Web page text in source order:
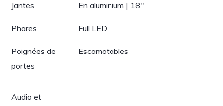
Jantes En aluminium | 18''
Phares Full LED
Poignées de
portes
Escamotables
Audio et